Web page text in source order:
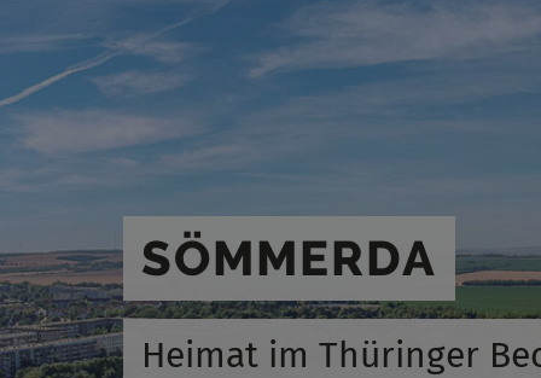
SÖMMERDA
Heimat im Thüringer